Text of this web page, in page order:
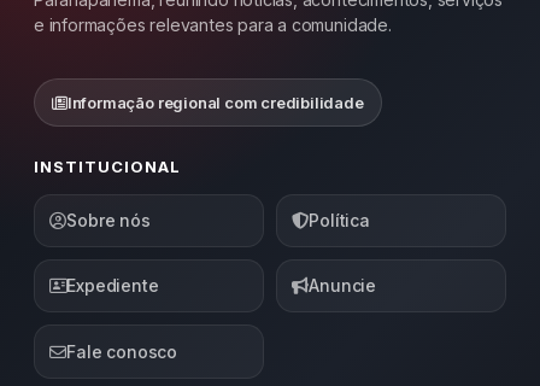
e informações relevantes para a comunidade.
Informação regional com credibilidade
INSTITUCIONAL
Sobre nós Política
Expediente Anuncie
Fale conosco